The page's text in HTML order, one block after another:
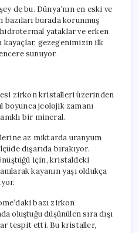
de bu. Dünya’nın en eski ve
bazıları burada korunmuş
hidrotermal yataklar ve erken
gezegenimizin ilk
sunuyor.
zirkon kristalleri üzerinden
boyunca jeolojik zamanı
bir mineral.
az miktarda uranyum
dışarıda bırakıyor.
için, kristaldeki
kayanın yaşı oldukça
bazı zirkon
oluştuğu düşünülen sıra dışı
tespit etti. Bu kristaller,